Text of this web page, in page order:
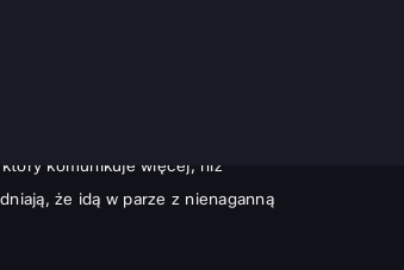
deklaracja stylu, świadectwo
diabeł tkwi w szczegółach,
komunikuje więcej, niż
że idą w parze z nienaganną